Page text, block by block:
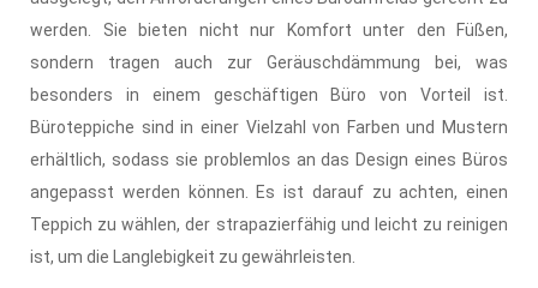
werden. Sie bieten nicht nur Komfort unter den Füßen,
sondern tragen auch zur Geräuschdämmung bei, was
besonders in einem geschäftigen Büro von Vorteil ist.
Büroteppiche sind in einer Vielzahl von Farben und Mustern
erhältlich, sodass sie problemlos an das Design eines Büros
angepasst werden können. Es ist darauf zu achten, einen
Teppich zu wählen, der strapazierfähig und leicht zu reinigen
ist, um die Langlebigkeit zu gewährleisten.